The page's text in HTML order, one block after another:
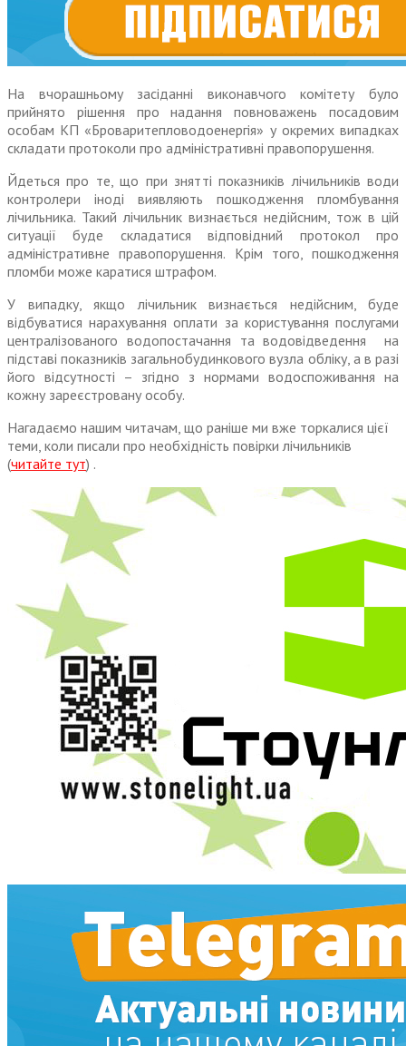
На вчорашньому засіданні виконавчого комітету було
прийнято рішення про надання повноважень посадовим
особам КП «Броваритепловодоенергія» у окремих випадках
складати протоколи про адміністративні правопорушення.
Йдеться про те, що при знятті показників лічильників води
контролери іноді виявляють пошкодження пломбування
лічильника. Такий лічильник визнається недійсним, тож в цій
ситуації буде складатися відповідний протокол про
адміністративне правопорушення. Крім того, пошкодження
пломби може каратися штрафом.
У випадку, якщо лічильник визнається недійсним, буде
відбуватися нарахування оплати за користування послугами
централізованого водопостачання та водовідведення на
підставі показників загальнобудинкового вузла обліку, а в разі
його відсутності – згідно з нормами водоспоживання на
кожну зареєстровану особу.
Нагадаємо нашим читачам, що раніше ми вже торкалися цієї
теми, коли писали про необхідність повірки лічильників
(читайте тут) .